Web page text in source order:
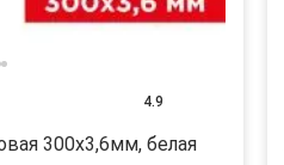
4.9
300x3,6мм, белая